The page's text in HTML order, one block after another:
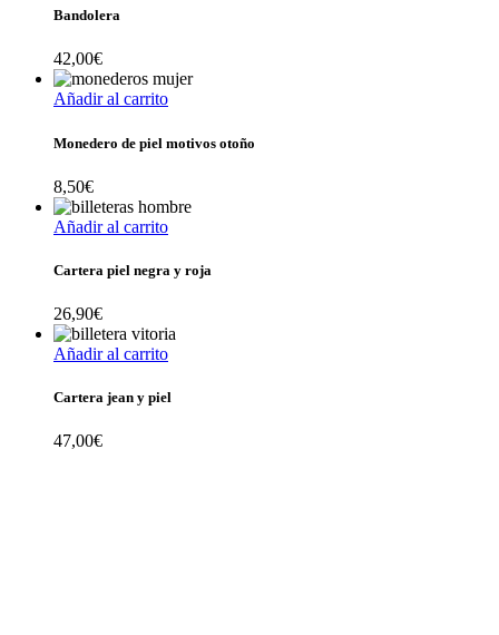
Bandolera
42,00€
Añadir al carrito
Monedero de piel motivos otoño
8,50€
Añadir al carrito
Cartera piel negra y roja
26,90€
Añadir al carrito
Cartera jean y piel
47,00€